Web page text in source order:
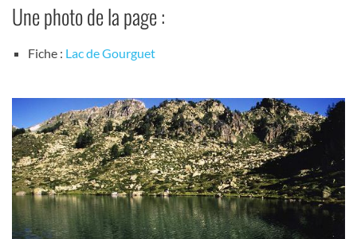
Une photo de la page :
Fiche : Lac de Gourguet